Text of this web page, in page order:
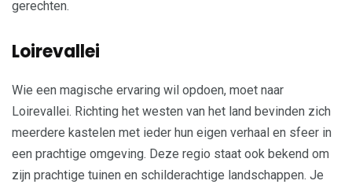
gerechten.
Loirevallei
Wie een magische ervaring wil opdoen, moet naar
Loirevallei. Richting het westen van het land bevinden zich
meerdere kastelen met ieder hun eigen verhaal en sfeer in
een prachtige omgeving. Deze regio staat ook bekend om
zijn prachtige tuinen en schilderachtige landschappen. Je